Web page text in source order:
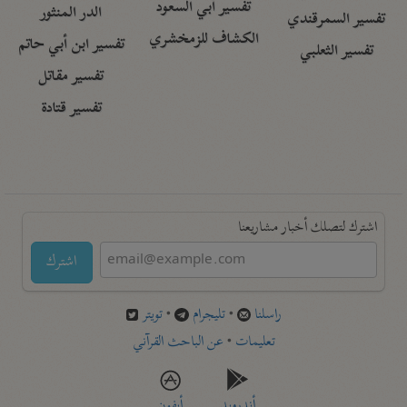
تفسير السمرقندي
تفسير الثعلبي
تفسير أبي السعود
الكشاف للزمخشري
الدر المنثور
تفسير ابن أبي حاتم
تفسير مقاتل
تفسير قتادة
اشترك لتصلك أخبار مشاريعنا
اشترك
راسلنا •تليجرام •تويتر
تعليمات •عن الباحث القرآني